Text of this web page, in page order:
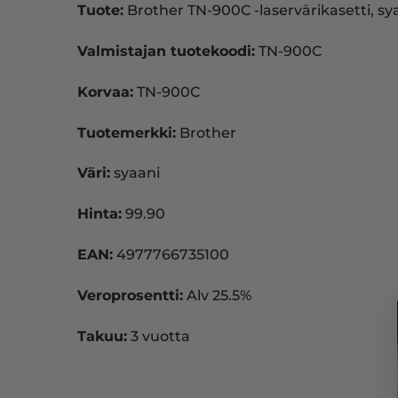
Tuote: Brother TN-900C -laservärikasetti,
Valmistajan tuotekoodi: TN-900C
Korvaa: TN-900C
Tuotemerkki: Brother
Väri: syaani
Hinta: 99.90
EAN: 4977766735100
Veroprosentti: Alv 25.5%
Takuu: 3 vuotta